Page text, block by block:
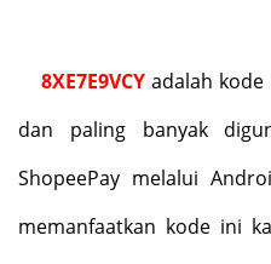
8XE7E9VCYadalah kode
dan paling banyak
ShopeePay melalui
memanfaatkan kode ini